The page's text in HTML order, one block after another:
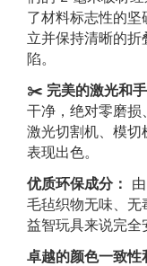
了材料标志性的
立并保持清晰的
陷。
✂️ 完美的激光和手
干净，绝对零磨损
激光切割机、模切
表现出色。
优质环保成分：
毛毡织物无味、无
益智玩具来说完全
卓越的颜色一致性